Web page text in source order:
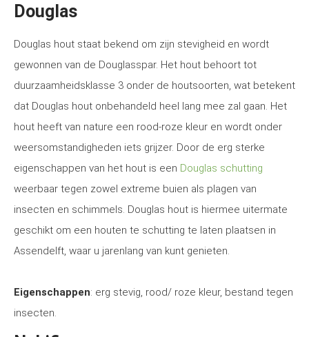
Douglas
Douglas hout staat bekend om zijn stevigheid en wordt
gewonnen van de Douglasspar. Het hout behoort tot
duurzaamheidsklasse 3 onder de houtsoorten, wat betekent
dat Douglas hout onbehandeld heel lang mee zal gaan. Het
hout heeft van nature een rood-roze kleur en wordt onder
weersomstandigheden iets grijzer. Door de erg sterke
eigenschappen van het hout is een Douglas schutting
weerbaar tegen zowel extreme buien als plagen van
insecten en schimmels. Douglas hout is hiermee uitermate
geschikt om een houten te schutting te laten plaatsen in
Assendelft, waar u jarenlang van kunt genieten.
Eigenschappen: erg stevig, rood/ roze kleur, bestand tegen
insecten.